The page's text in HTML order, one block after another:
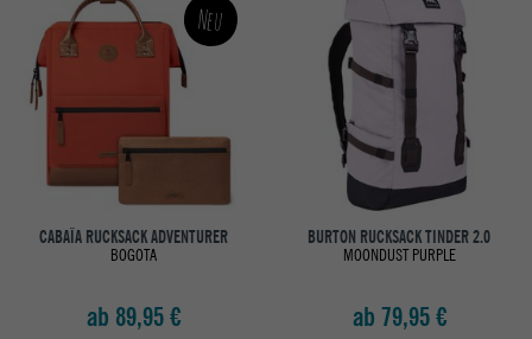
Neu
CABAÏA RUCKSACK ADVENTURER
BOGOTA
ab 89,95 €
BURTON RUCKSACK TINDER 2.0
MOONDUST PURPLE
ab 79,95 €